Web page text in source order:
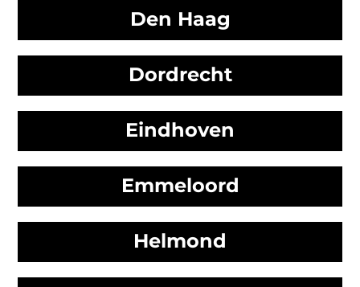
Den Haag
Dordrecht
Eindhoven
Emmeloord
Helmond